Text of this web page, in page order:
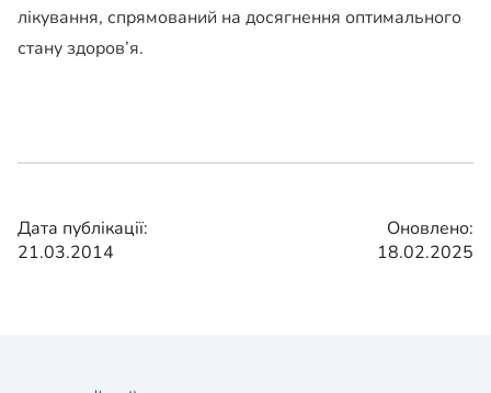
лікування, спрямований на досягнення оптимального
стану здоров’я.
Дата публікації:
21.03.2014
Оновлено:
18.02.2025